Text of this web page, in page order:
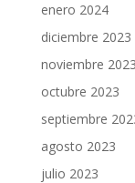
enero 2024
diciembre 2023
noviembre 2023
octubre 2023
septiembre
agosto 2023
julio 2023